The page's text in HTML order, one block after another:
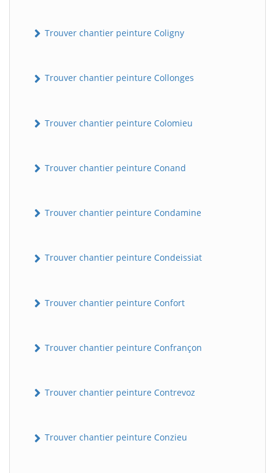
Trouver chantier peinture Coligny
Trouver chantier peinture Collonges
Trouver chantier peinture Colomieu
Trouver chantier peinture Conand
Trouver chantier peinture Condamine
Trouver chantier peinture Condeissiat
Trouver chantier peinture Confort
Trouver chantier peinture Confrançon
Trouver chantier peinture Contrevoz
Trouver chantier peinture Conzieu
B BatiWebPro